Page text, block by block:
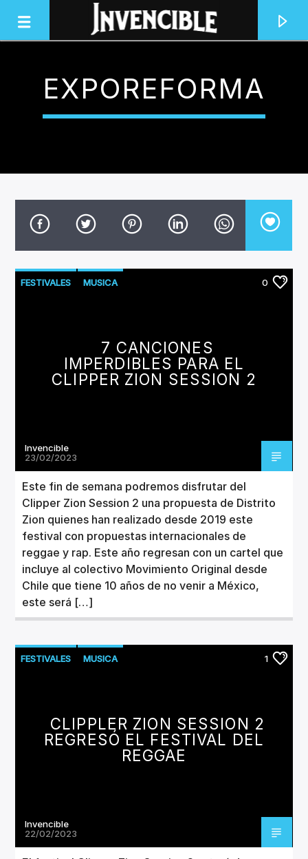
INVENCIBLE RADIO
JUNTOS SOMOS INVENCIBLES
Invencible Radio
EXPOREFORMA
FESTIVALES MUSICA 0
7 CANCIONES
IMPERDIBLES PARA EL
CLIPPER ZION SESSION 2
Invencible
23/02/2023
Este fin de semana podremos disfrutar del
Clipper Zion Session 2 una propuesta de Distrito
Zion quienes han realizado desde 2019 este
festival con propuestas internacionales de
reggae y rap. Este año regresan con un cartel que
incluye al colectivo Movimiento Original desde
Chile que tiene 10 años de no venir a México,
este será […]
FESTIVALES MUSICA 1
CLIPPLER ZION SESSION 2
REGRESÓ EL FESTIVAL DEL
REGGAE
Invencible
22/02/2023